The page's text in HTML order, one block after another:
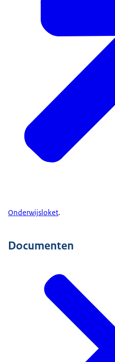
Onderwijsloket.
Documenten